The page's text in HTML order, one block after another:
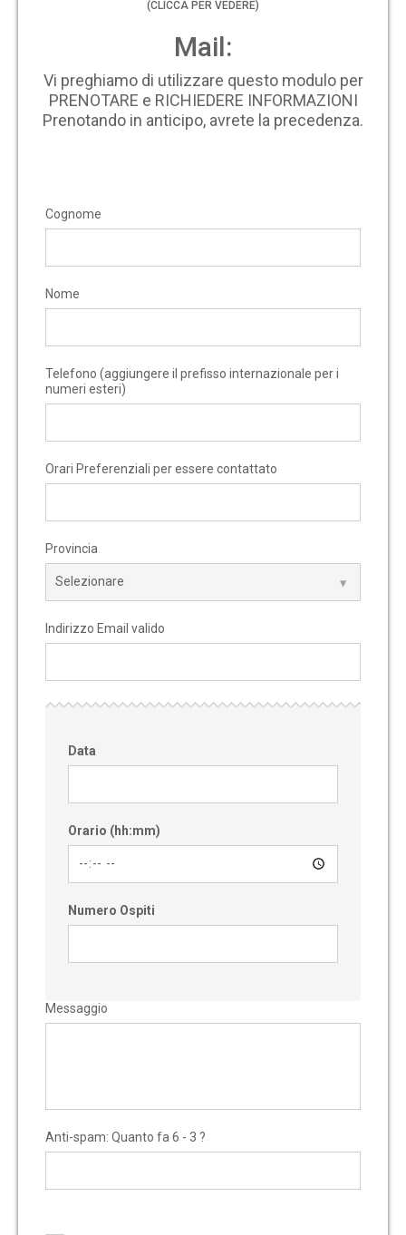
(CLICCA PER VEDERE)
Mail:
Vi preghiamo di utilizzare questo modulo per
PRENOTARE e RICHIEDERE INFORMAZIONI
Prenotando in anticipo, avrete la precedenza.
Cognome
Nome
Telefono (aggiungere il prefisso internazionale per i
numeri esteri)
Orari Preferenziali per essere contattato
Provincia
Indirizzo Email valido
Data
Orario (hh:mm)
Numero Ospiti
Messaggio
Anti-spam: Quanto fa 6 - 3 ?